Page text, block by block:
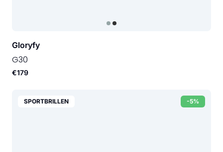
Gloryfy
G30
€179
-5%
SPORTBRILLEN